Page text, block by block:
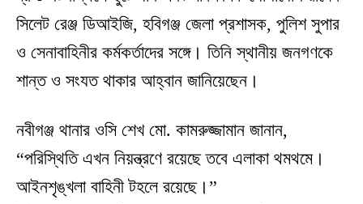
সিলেট রেঞ্জ ডিআইজি, হবিগঞ্জ জেলা প্রশাসক, পুলিশ সুপার
ও সেনাবাহিনীর কর্মকর্তাদের সঙ্গে। তিনি স্থানীয় জনগণকে
শান্ত ও সংযত থাকার আহ্বান জানিয়েছেন।
নবীগঞ্জ থানার ওসি শেখ মো. কামরুজ্জামান জানান,
“পরিস্থিতি এখন নিয়ন্ত্রণে রয়েছে তবে এলাকা থমথমে।
আইনশৃঙ্খলা বাহিনী টহলে রয়েছে।”